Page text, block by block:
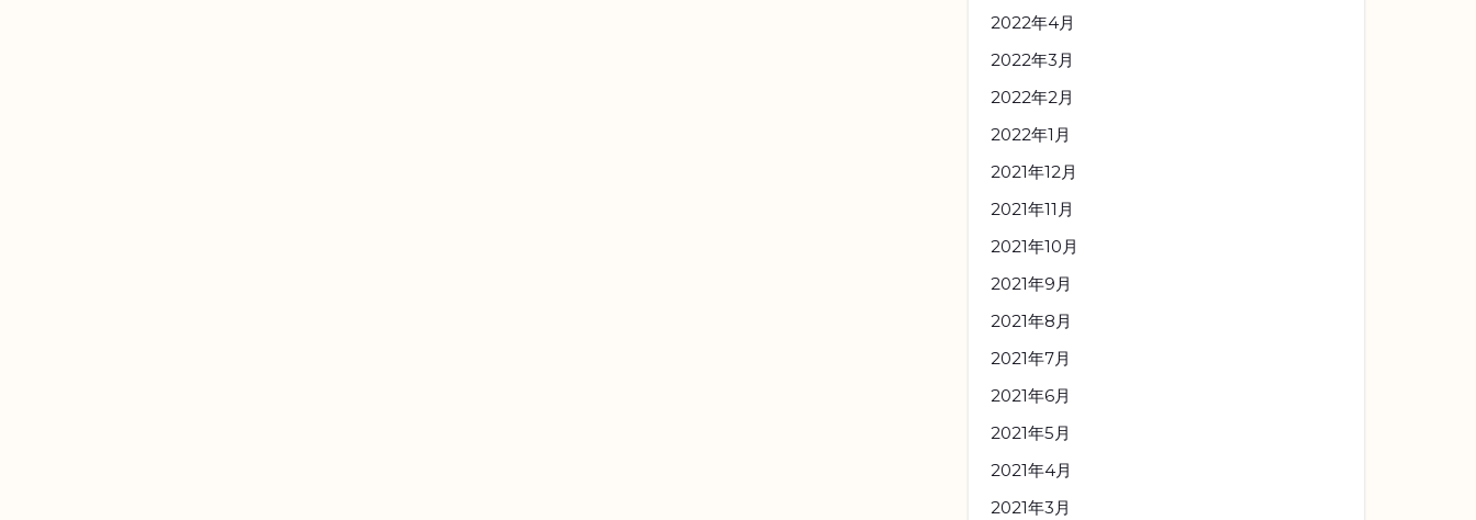
2022年4月
2022年3月
2022年2月
2022年1月
2021年12月
2021年11月
2021年10月
2021年9月
2021年8月
2021年7月
2021年6月
2021年5月
2021年4月
2021年3月